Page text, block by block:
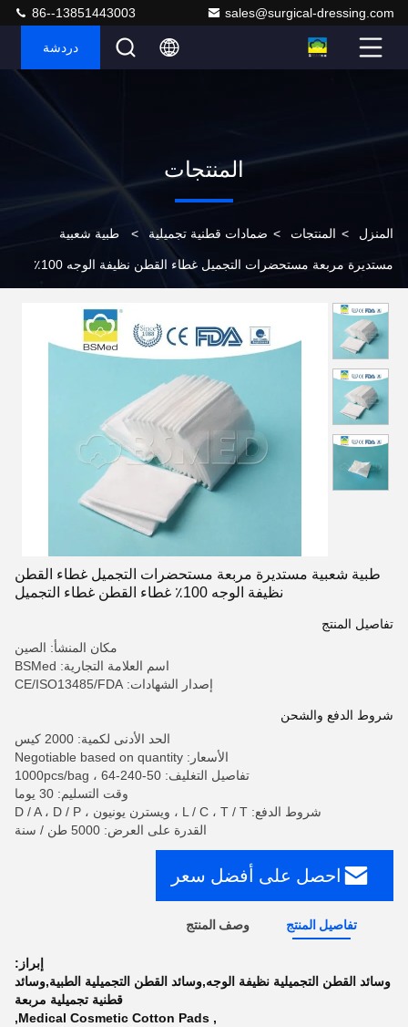
sales@surgical-dressing.com
86--13851443003
دردشة
المنتجات
المنزل > المنتجات > ضمادات قطنية تجميلية > طبية شعبية
مستديرة مربعة مستحضرات التجميل غطاء القطن نظيفة الوجه 100٪
طبية شعبية مستديرة مربعة مستحضرات التجميل غطاء القطن
نظيفة الوجه 100٪ غطاء القطن غطاء التجميل
تفاصيل المنتج
مكان المنشأ: الصين
اسم العلامة التجارية: BSMed
إصدار الشهادات: CE/ISO13485/FDA
شروط الدفع والشحن
الحد الأدنى لكمية: 2000 كيس
الأسعار: Negotiable based on quantity
تفاصيل التغليف: 50-1000pcs/bag ، 64-240
وقت التسليم: 30 يوما
شروط الدفع: L / C ، T / T ، ويسترن يونيون ، D / A ، D / P
القدرة على العرض: 5000 طن / سنة
احصل على أفضل سعر
تفاصيل المنتج وصف المنتج
إبراز:
وسائد القطن التجميلية نظيفة الوجه,وسائد القطن التجميلية الطبية,وسائد
قطنية تجميلية مربعة
,
Medical Cosmetic Cotton Pads
,